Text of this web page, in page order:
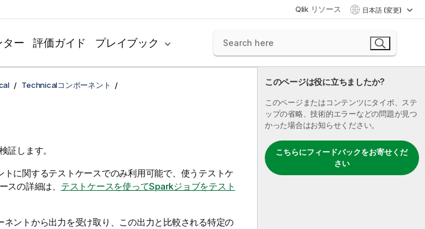
Qlik リソース 日本語 (変更)
ター 評価ガイド プレイブック
このページは役に立ちましたか?
このページまたはコンテンツにタイポ、ステ
ップの省略、技術的エラーなどの問題が見つ
かった場合はお知らせください。
こちらにフィードバックをお寄せくだ
さい
Technicalコンポーネント
証します。
トに関するテストケースでのみ利用可能で、使うテストケ
スの詳細は、 テストケースを使ってSparkジョブをテスト
ネントから出力を受け取り、この出力と比較される特定の